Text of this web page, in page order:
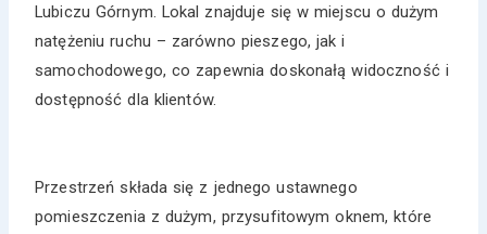
Lubiczu Górnym. Lokal znajduje się w miejscu o dużym
natężeniu ruchu – zarówno pieszego, jak i
samochodowego, co zapewnia doskonałą widoczność i
dostępność dla klientów.
Przestrzeń składa się z jednego ustawnego
pomieszczenia z dużym, przysufitowym oknem, które